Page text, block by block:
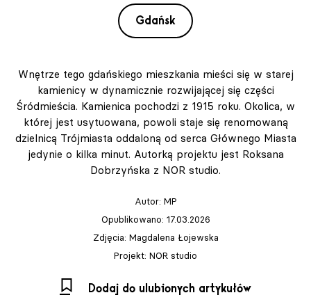
Gdańsk
Wnętrze tego gdańskiego mieszkania mieści się w starej
kamienicy w dynamicznie rozwijającej się części
Śródmieścia. Kamienica pochodzi z 1915 roku. Okolica, w
której jest usytuowana, powoli staje się renomowaną
dzielnicą Trójmiasta oddaloną od serca Głównego Miasta
jedynie o kilka minut. Autorką projektu jest Roksana
Dobrzyńska z NOR studio.
Autor: MP
Opublikowano: 17.03.2026
Zdjęcia: Magdalena Łojewska
Projekt: NOR studio
Dodaj do ulubionych artykułów